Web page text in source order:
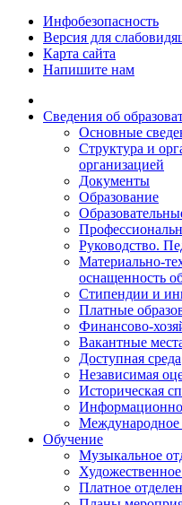
Инфобезопасность
Версия для
Карта сайта
Напишите нам
Сведения об
Основные
Структура и
организацией
Документы
Образование
Руководство.
Материально-
оснащенность
Стипендии и
Платные
Финансово-
Вакантные
Доступная среда
Независимая
Историческая
Международное
Обучение
Музыкальное
Платное